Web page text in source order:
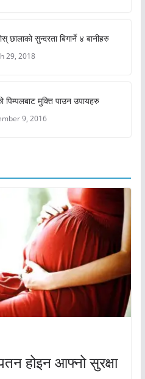
छालाको सुन्दरता बिगार्ने ४ बानीहरु
29, 2018
पिम्पलबाट मुक्ति पाउन उपायहरु
9, 2016
होइन आफ्नो सुरक्षा